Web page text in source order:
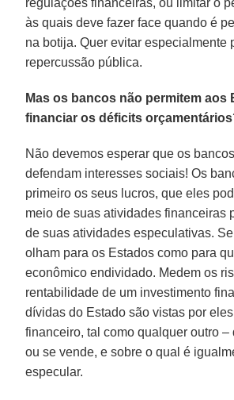
às quais deve fazer face quando é
na botija. Quer evitar especialmente
repercussão pública.
Mas os bancos não permitem aos
financiar os déficits
Não devemos esperar que os
defendam interesses sociais! Os
primeiro os seus lucros, que eles
meio de suas atividades financeiras
de suas atividades especulativas.
olham para os Estados como para
econômico endividado. Medem os
rentabilidade de um investimento
dívidas do Estado são vistas por
financeiro, tal como qualquer outro –
ou se vende, e sobre o qual é
especular.